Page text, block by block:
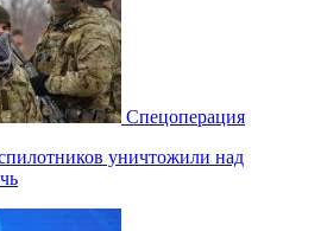
Спецоперация
уничтожили над